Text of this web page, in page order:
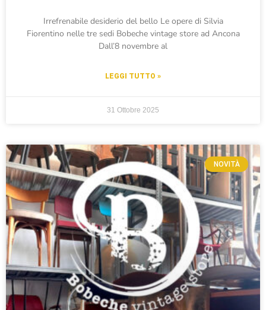
Irrefrenabile desiderio del bello Le opere di Silvia
Fiorentino nelle tre sedi Bobeche vintage store ad Ancona
Dall’8 novembre al
LEGGI TUTTO »
31 Ottobre 2025
NOVITÀ